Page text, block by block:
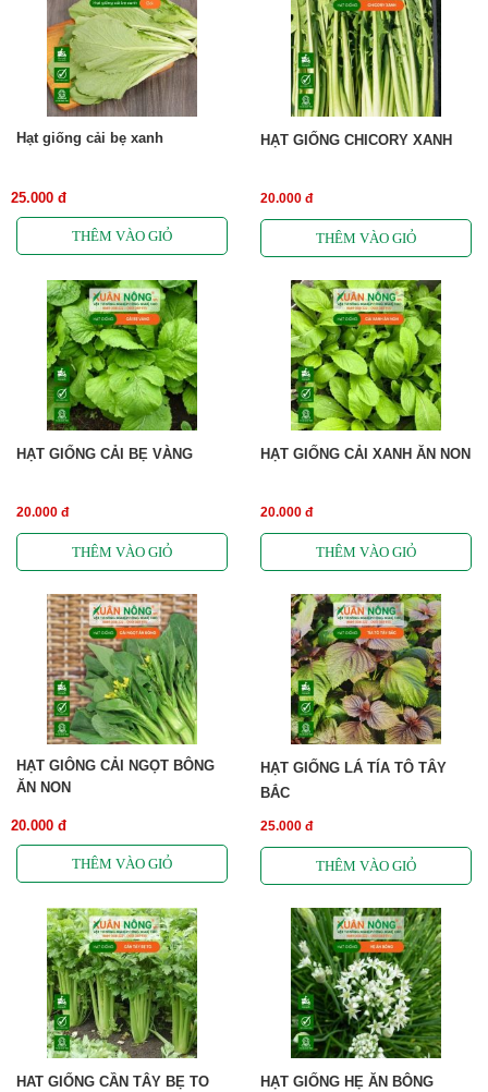
Hạt giống cải bẹ xanh
25.000 đ
HẠT GIỐNG CHICORY XANH
20.000 đ
HẠT GIỐNG CẢI BẸ VÀNG
20.000 đ
HẠT GIỐNG CẢI XANH ĂN NON
20.000 đ
HẠT GIÔNG CẢI NGỌT BÔNG
ĂN NON
20.000 đ
HẠT GIỐNG LÁ TÍA TÔ TÂY
BẮC
25.000 đ
HAT GIỐNG CẦN TÂY BẸ TO HẠT GIỐNG HẸ ĂN BÔNG